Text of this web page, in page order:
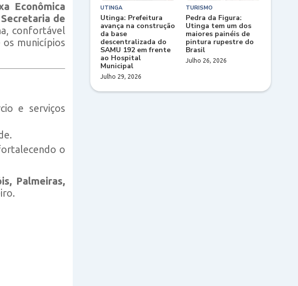
Econômica
Secretaria de
confortável
municípios
e serviços
o
Palmeiras,
UTINGA
Utinga: Prefeitura
avança na construção
da base
descentralizada do
SAMU 192 em frente
ao Hospital
Municipal
Julho 29, 2026
TURISMO
Pedra da Figura:
Utinga tem um dos
maiores painéis de
pintura rupestre do
Brasil
Julho 26, 2026